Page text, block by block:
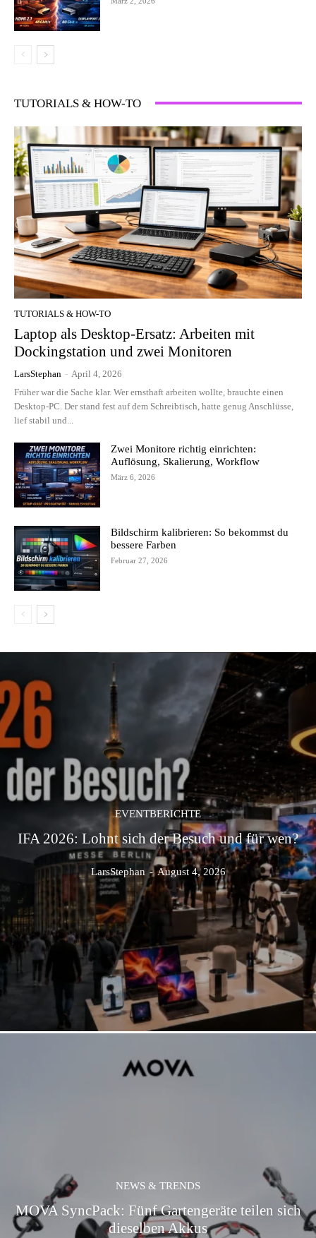
TUTORIALS & HOW-TO
TUTORIALS & HOW-TO
Laptop als Desktop-Ersatz: Arbeiten mit
Dockingstation und zwei Monitoren
LarsStephan - April 4, 2026
Früher war die Sache klar. Wer ernsthaft arbeiten wollte, brauchte einen
Desktop-PC. Der stand fest auf dem Schreibtisch, hatte genug Anschlüsse,
lief stabil und...
Zwei Monitore richtig einrichten:
Auflösung, Skalierung, Workflow
März 6, 2026
Bildschirm kalibrieren: So bekommst du
bessere Farben
Februar 27, 2026
EVENTBERICHTE
IFA 2026: Lohnt sich der Besuch und für wen?
LarsStephan - August 4, 2026
NEWS & TRENDS
MOVA SyncPack: Fünf Gartengeräte teilen sich
dieselben Akkus